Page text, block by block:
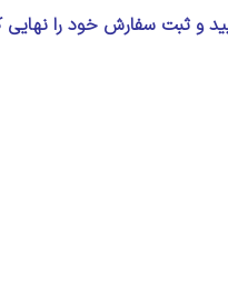
و ثبت سفارش خود را نهایی